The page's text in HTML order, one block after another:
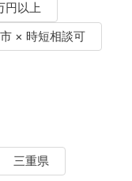
円以上
× 時短相談可
三重県